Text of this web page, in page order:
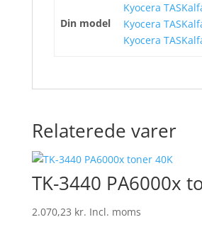
Din model
Kyocera
Kyocera
Kyocera
Relaterede varer
TK-3440 PA6000x
2.070,23 kr. Incl. moms